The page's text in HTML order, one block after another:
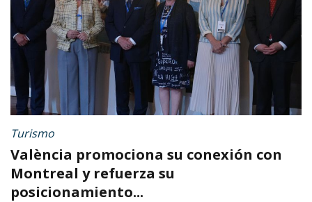
Turismo
València promociona su conexión con
Montreal y refuerza su
posicionamiento...